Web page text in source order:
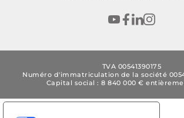
TVA 00541390175
Numéro d'immatriculation de la société
Capital social : 8 840 000 €